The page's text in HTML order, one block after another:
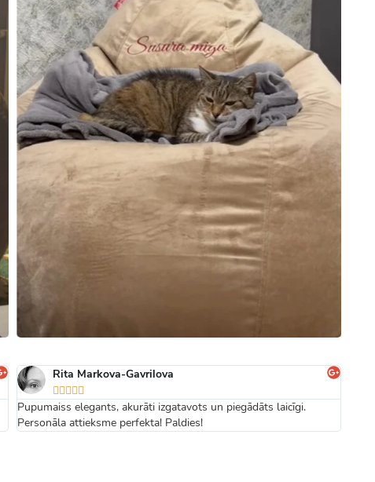
Rita Markova-Gavrilova

Pupumaiss elegants, akurāti izgatavots un piegādāts laicīgi.
Personāla attieksme perfekta! Paldies!